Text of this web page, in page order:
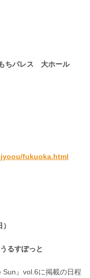
ちパレス 大ホール
fukuoka.html
るすぽっと
』vol.6に掲載の日程